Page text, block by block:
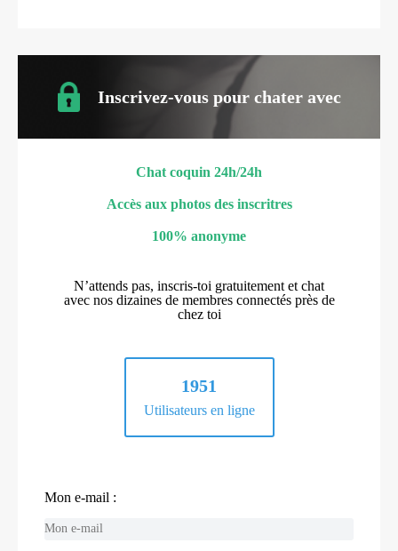
Inscrivez-vous pour chater avec
Chat coquin 24h/24h
Accès aux photos des inscritres
100% anonyme
N’attends pas, inscris-toi gratuitement et chat
avec nos dizaines de membres connectés près de
chez toi
1951
Utilisateurs en ligne
Mon e-mail :